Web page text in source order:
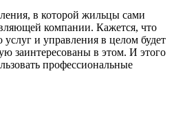
в которой жильцы сами
компании. Кажется, что
услуг и управления в целом будет
заинтересованы в этом. И этого
профессиональные